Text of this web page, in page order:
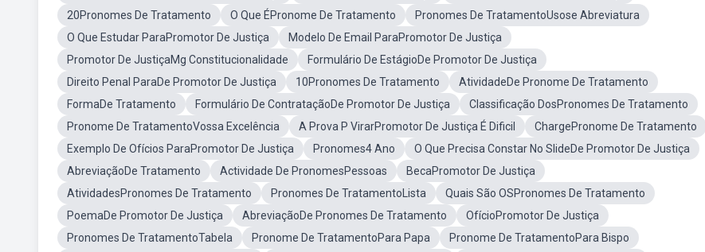
20Pronomes De Tratamento
O Que ÉPronome De Tratamento
Pronomes De TratamentoUsose Abreviatura
O Que Estudar ParaPromotor De Justiça
Modelo De Email ParaPromotor De Justiça
Promotor De JustiçaMg Constitucionalidade
Formulário De EstágioDe Promotor De Justiça
Direito Penal ParaDe Promotor De Justiça
10Pronomes De Tratamento
AtividadeDe Pronome De Tratamento
FormaDe Tratamento
Formulário De ContrataçãoDe Promotor De Justiça
Classificação DosPronomes De Tratamento
Pronome De TratamentoVossa Excelência
A Prova P VirarPromotor De Justiça É Dificil
ChargePronome De Tratamento
Exemplo De Ofícios ParaPromotor De Justiça
Pronomes4 Ano
O Que Precisa Constar No SlideDe Promotor De Justiça
AbreviaçãoDe Tratamento
Actividade De PronomesPessoas
BecaPromotor De Justiça
AtividadesPronomes De Tratamento
Pronomes De TratamentoLista
Quais São OSPronomes De Tratamento
PoemaDe Promotor De Justiça
AbreviaçãoDe Pronomes De Tratamento
OfícioPromotor De Justiça
Pronomes De TratamentoTabela
Pronome De TratamentoPara Papa
Pronome De TratamentoPara Bispo